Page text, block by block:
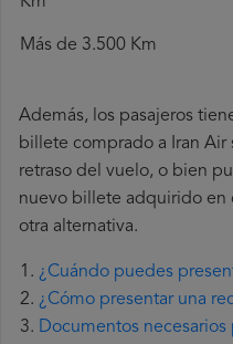
Más de 3.500 Km
Además, los pasajeros
billete comprado a Iran
retraso del vuelo, o bien
nuevo billete adquirido en
otra alternativa.
¿Cuándo puedes
¿Cómo presentar una
Documentos necesarios